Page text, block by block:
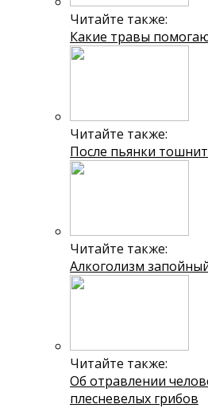
Читайте также:
Какие травы
Читайте также:
После пьянки
Читайте также:
Алкоголизм
Читайте также:
Об отравлении
плесневелых грибов